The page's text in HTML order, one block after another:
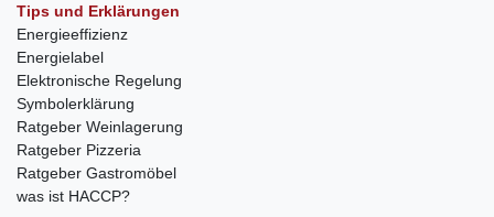
Tips und Erklärungen
Energieeffizienz
Energielabel
Elektronische Regelung
Symbolerklärung
Ratgeber Weinlagerung
Ratgeber Pizzeria
Ratgeber Gastromöbel
was ist HACCP?